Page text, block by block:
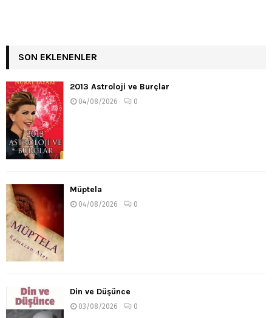
SON EKLENENLER
2013 Astroloji ve Burçlar
04/08/2026 0
Müptela
04/08/2026 0
Din ve Düşünce
03/08/2026 0